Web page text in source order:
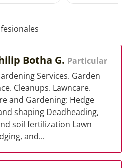
Botha G. Particular
Services. Garden
Cleanups. Lawncare.
and Gardening: Hedge
shaping Deadheading,
soil fertilization Lawn
and...